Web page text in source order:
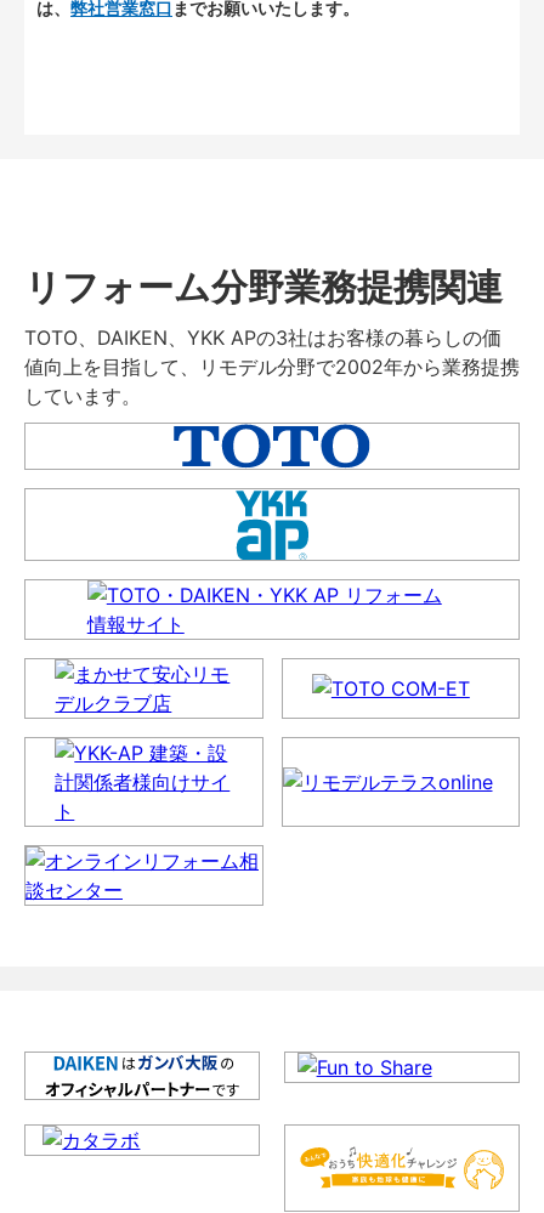
は、 弊社営業窓口 までお願いいたします。
リフォーム分野業務提携関連
TOTO、DAIKEN、YKK APの3社はお客様の暮らしの価
値向上を目指して、リモデル分野で2002年から業務提携
しています。